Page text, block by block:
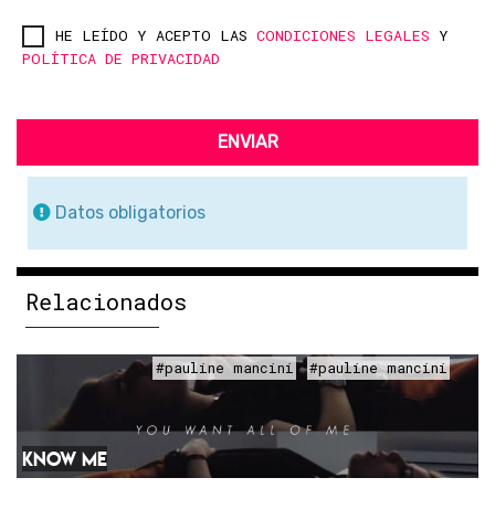
HE LEÍDO Y ACEPTO LAS CONDICIONES LEGALES Y
POLÍTICA DE PRIVACIDAD
ENVIAR
Datos obligatorios
Relacionados
#pauline mancini #pauline mancini
KNOW ME